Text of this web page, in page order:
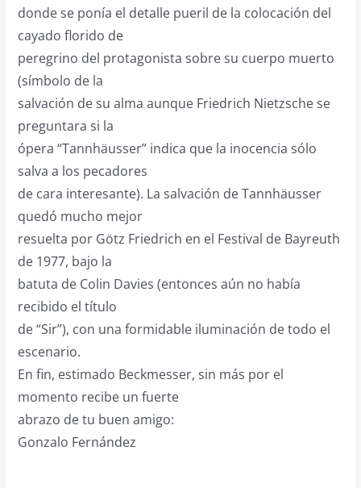
donde se ponía el detalle pueril de la colocación del
cayado florido de
peregrino del protagonista sobre su cuerpo muerto
(símbolo de la
salvación de su alma aunque Friedrich Nietzsche se
preguntara si la
ópera “Tannhäusser” indica que la inocencia sólo
salva a los pecadores
de cara interesante). La salvación de Tannhäusser
quedó mucho mejor
resuelta por Götz Friedrich en el Festival de Bayreuth
de 1977, bajo la
batuta de Colin Davies (entonces aún no había
recibido el título
de “Sir”), con una formidable iluminación de todo el
escenario.
En fin, estimado Beckmesser, sin más por el
momento recibe un fuerte
abrazo de tu buen amigo:
Gonzalo Fernández